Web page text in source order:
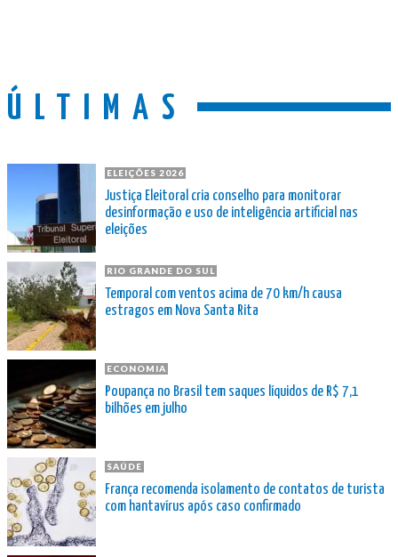
ÚLTIMAS
ELEIÇÕES 2026
Justiça Eleitoral cria conselho para monitorar
desinformação e uso de inteligência artificial nas
eleições
RIO GRANDE DO SUL
Temporal com ventos acima de 70 km/h causa
estragos em Nova Santa Rita
ECONOMIA
Poupança no Brasil tem saques líquidos de R$ 7,1
bilhões em julho
SAÚDE
França recomenda isolamento de contatos de turista
com hantavírus após caso confirmado